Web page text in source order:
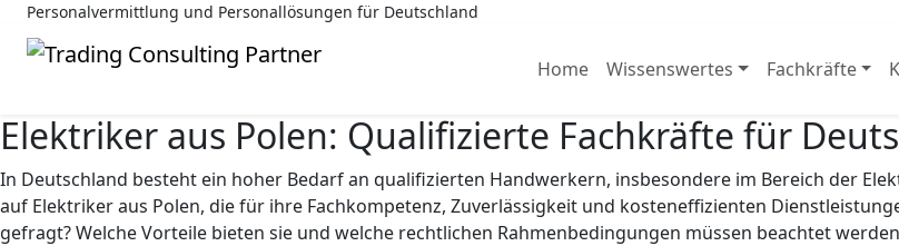
Personalvermittlung und Personallösungen für Deutschland
Home Wissenswertes Fachkräfte
Elektriker aus Polen: Qualifizierte Fachkräfte für
In Deutschland besteht ein hoher Bedarf an qualifizierten Handwerkern, insbesondere im Bereich der
auf Elektriker aus Polen, die für ihre Fachkompetenz, Zuverlässigkeit und kosteneffizienten
gefragt? Welche Vorteile bieten sie und welche rechtlichen Rahmenbedingungen müssen beachtet